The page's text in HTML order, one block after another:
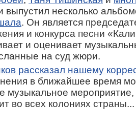
выпустил несколько
. Он является
и конкурса песни
и оценивает
на суд жюри.
рассказал нашему
в ближайшее время
музыкальное мероприятие,
во всех колониях страны...